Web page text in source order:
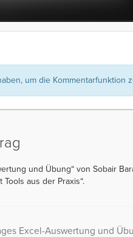
um die Kommentarfunktion
und Übung“ von Sobair
aus der Praxis“.
Excel-Auswertung und